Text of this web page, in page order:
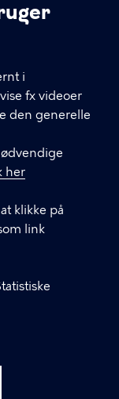
i
fx videoer
den generelle
her
klikke på
link
til at